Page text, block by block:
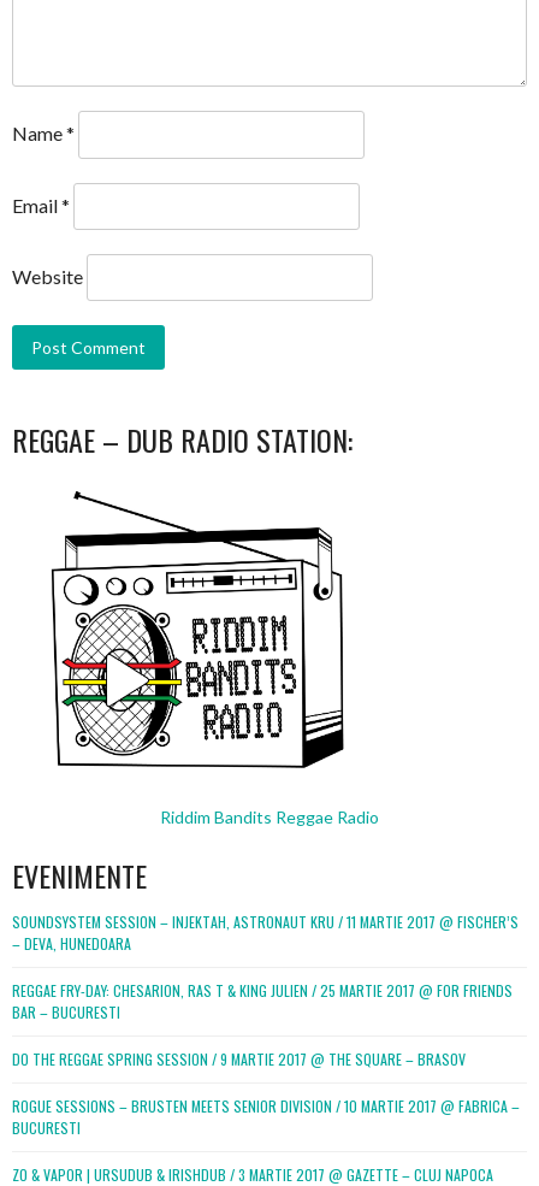
Name*
Email*
Website
REGGAE – DUB RADIO STATION:
Riddim Bandits Reggae Radio
EVENIMENTE
SOUNDSYSTEM SESSION – INJEKTAH, ASTRONAUT KRU / 11 MARTIE 2017 @ FISCHER’S
– DEVA, HUNEDOARA
REGGAE FRY-DAY: CHESARION, RAS T & KING JULIEN / 25 MARTIE 2017 @ FOR FRIENDS
BAR – BUCURESTI
DO THE REGGAE SPRING SESSION / 9 MARTIE 2017 @ THE SQUARE – BRASOV
ROGUE SESSIONS – BRUSTEN MEETS SENIOR DIVISION / 10 MARTIE 2017 @ FABRICA –
BUCURESTI
ZO & VAPOR | URSUDUB & IRISHDUB / 3 MARTIE 2017 @ GAZETTE – CLUJ NAPOCA